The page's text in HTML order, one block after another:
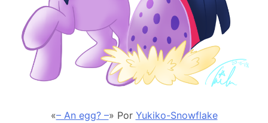
«– An egg? –» Por Yukiko-Snowflake